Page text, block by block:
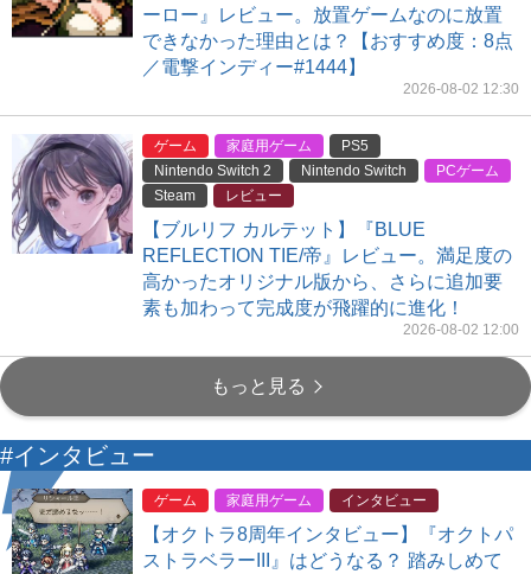
ーロー』レビュー。放置ゲームなのに放置
できなかった理由とは？【おすすめ度：8点
／電撃インディー#1444】
2026-08-02 12:30
ゲーム 家庭用ゲーム
PS5
Nintendo Switch 2
Nintendo Switch
PCゲーム
Steam
レビュー
【ブルリフ カルテット】『BLUE
REFLECTION TIE/帝』レビュー。満足度の
高かったオリジナル版から、さらに追加要
素も加わって完成度が飛躍的に進化！
2026-08-02 12:00
もっと見る
#インタビュー
ゲーム 家庭用ゲーム インタビュー
【オクトラ8周年インタビュー】『オクトパ
ストラベラーIII』はどうなる？ 踏みしめて